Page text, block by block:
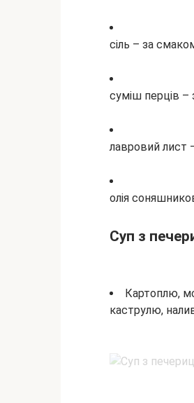
сіль – за
суміш перців –
лавровий лист
олія
Суп з
Картоплю,
каструлю,